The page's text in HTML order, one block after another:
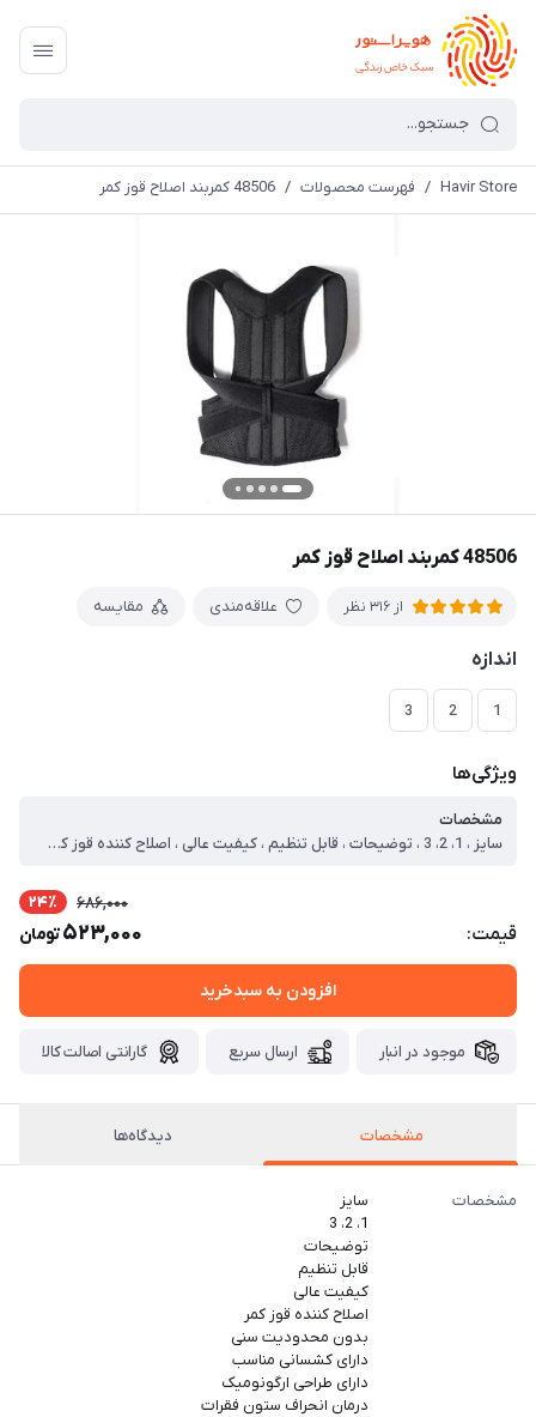
Havir Store
/ فهرست محصولات / 48506 کمربند اصلاح قوز کمر
48506 کمربند اصلاح قوز کمر
از 316 نظر علاقه‌مندی مقایسه
اندازه
1
2
3
ویژگی‌ها
مشخصات
سایز ، 1، 2، 3 ، توضیحات ، قابل تنظیم ، کیفیت عالی ، اصلاح کننده قوز کمر ، بدون محدودیت سنی ، دارای کشسانی مناسب ، دارای طراحی ارگونومیک ، درمان انحراف ستون فقرات ، مناسب برای آقایان و خانمها ، برای استفاده زیر و روی لباس ، رفع افتادگی شانه ها و خمیدگی پشت ، نگهداری ستون فقرات در وضعیت صحیح ، مقدار اندازه ، سایز 1 ( مناسب مدیوم و لارج ) ، مناسب دور کمر 80-84 ، سایز 2 ( مناسب ایکس و دو ایکس ) ، مناسب دور کمر 84-90 ، سایز 3 ( مناسب سه ایکس به بالا ) ، مناسب دور کمر 90-97
قیمت:
686,000 24٪
523,000تومان
افزودن به سبدخرید
موجود در انبار ارسال سریع گارانتی اصالت کالا
مشخصات دیدگاه‌ها
مشخصات
سایز
1، 2، 3
توضیحات
قابل تنظیم
کیفیت عالی
اصلاح کننده قوز کمر
بدون محدودیت سنی
دارای کشسانی مناسب
دارای طراحی ارگونومیک
درمان انحراف ستون فقرات